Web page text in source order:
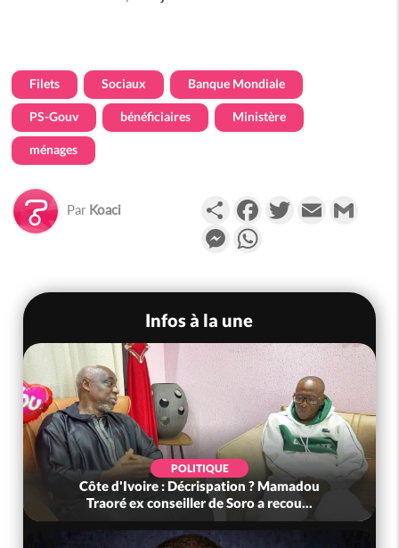
Filets Sociaux Banque Mondiale
PS-Gouv bénéficiaires Ministère
ménages
Par Koaci PartagerFacebookTwitterEmail
Messenger
Infos à la une
POLITIQUE
Côte d'Ivoire : Décrispation ? Mamadou
Traoré ex conseiller de Soro a recou...